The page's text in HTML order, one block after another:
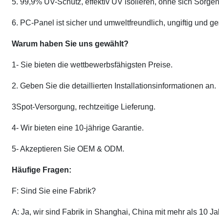
5. 99,9% UV-Schutz, effektiv UV isolieren, ohne sich
6. PC-Panel ist sicher und umweltfreundlich, ungiftig und
Warum haben Sie uns gewählt?
1- Sie bieten die wettbewerbsfähigsten Preise.
2. Geben Sie die detaillierten Installationsinformationen an.
3Spot-Versorgung, rechtzeitige Lieferung.
4- Wir bieten eine 10-jährige Garantie.
5- Akzeptieren Sie OEM & ODM.
Häufige Fragen:
F: Sind Sie eine Fabrik?
A: Ja, wir sind Fabrik in Shanghai, China mit mehr als 10